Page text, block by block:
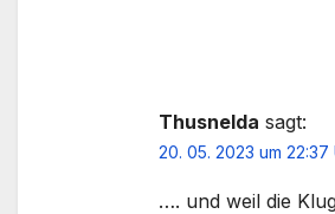
Thusnelda sagt:
20. 05. 2023 um 22:37
…. und weil die